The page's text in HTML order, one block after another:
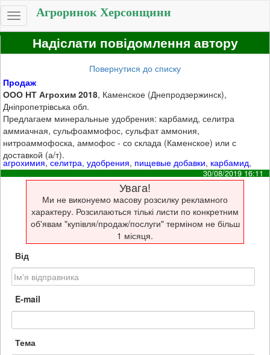
Toggle
navigation
Агроринок Херсонщини
Надіслати повідомлення автору
Повернутися до списку
Продаж
ООО НТ Агрохим 2018, Каменское (Днепродзержинск),
Дніпропетрівська обл.
Предлагаем минеральные удобрения: карбамид, селитра
аммиачная, сульфоаммофос, сульфат аммония,
нитроаммофоска, аммофос - со склада (Каменское) или с
доставкой (а/т).
агрохимия,селитра,удобрения, пищевые добавки, карбамид,
30/08/2019 16:11
Увага!
Ми не виконуемо масову розсилку рекламного
характеру. Розсилаються тількі листи по конкретним
об'явам "купівля/продаж/послуги" терміном не більш
1 місяця.
Від
E-mail
Тема